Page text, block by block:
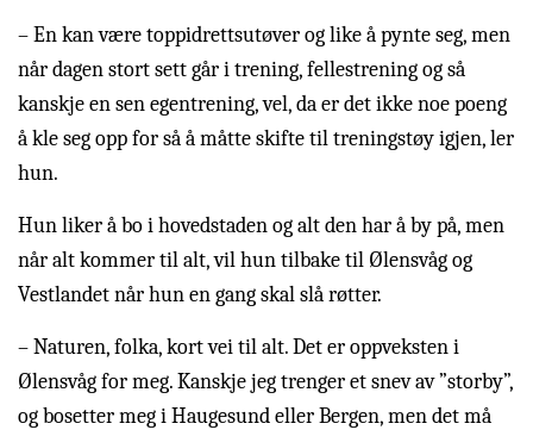
– En kan være toppidrettsutøver og like å pynte seg, men
når dagen stort sett går i trening, fellestrening og så
kanskje en sen egentrening, vel, da er det ikke noe poeng
å kle seg opp for så å måtte skifte til treningstøy igjen, ler
hun.
Hun liker å bo i hovedstaden og alt den har å by på, men
når alt kommer til alt, vil hun tilbake til Ølensvåg og
Vestlandet når hun en gang skal slå røtter.
– Naturen, folka, kort vei til alt. Det er oppveksten i
Ølensvåg for meg. Kanskje jeg trenger et snev av ”storby”,
og bosetter meg i Haugesund eller Bergen, men det må